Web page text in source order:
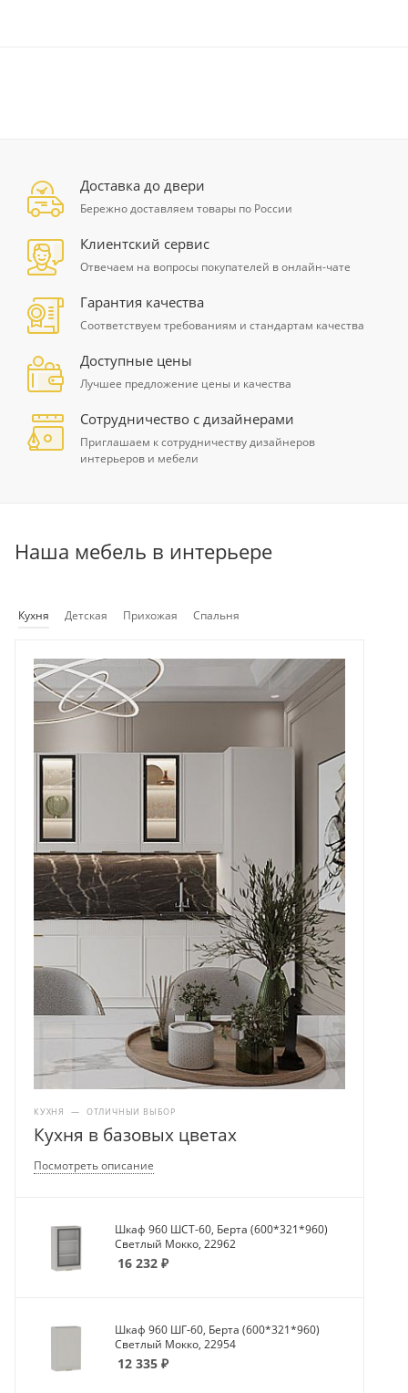
Доставка до двери
Бережно доставляем товары по России
Клиентский сервис
Отвечаем на вопросы покупателей в онлайн-чате
Гарантия качества
Соответствуем требованиям и стандартам качества
Доступные цены
Лучшее предложение цены и качества
Сотрудничество с дизайнерами
Приглашаем к сотрудничеству дизайнеров
интерьеров и мебели
Наша мебель в интерьере
Кухня Детская Прихожая Спальня
КУХНЯ — ОТЛИЧНЫЙ ВЫБОР
Кухня в базовых цветах
Посмотреть описание
Шкаф 960 ШСТ-60, Берта (600*321*960)
Светлый Мокко, 22962
16 232 ₽
Шкаф 960 ШГ-60, Берта (600*321*960)
Светлый Мокко, 22954
12 335 ₽